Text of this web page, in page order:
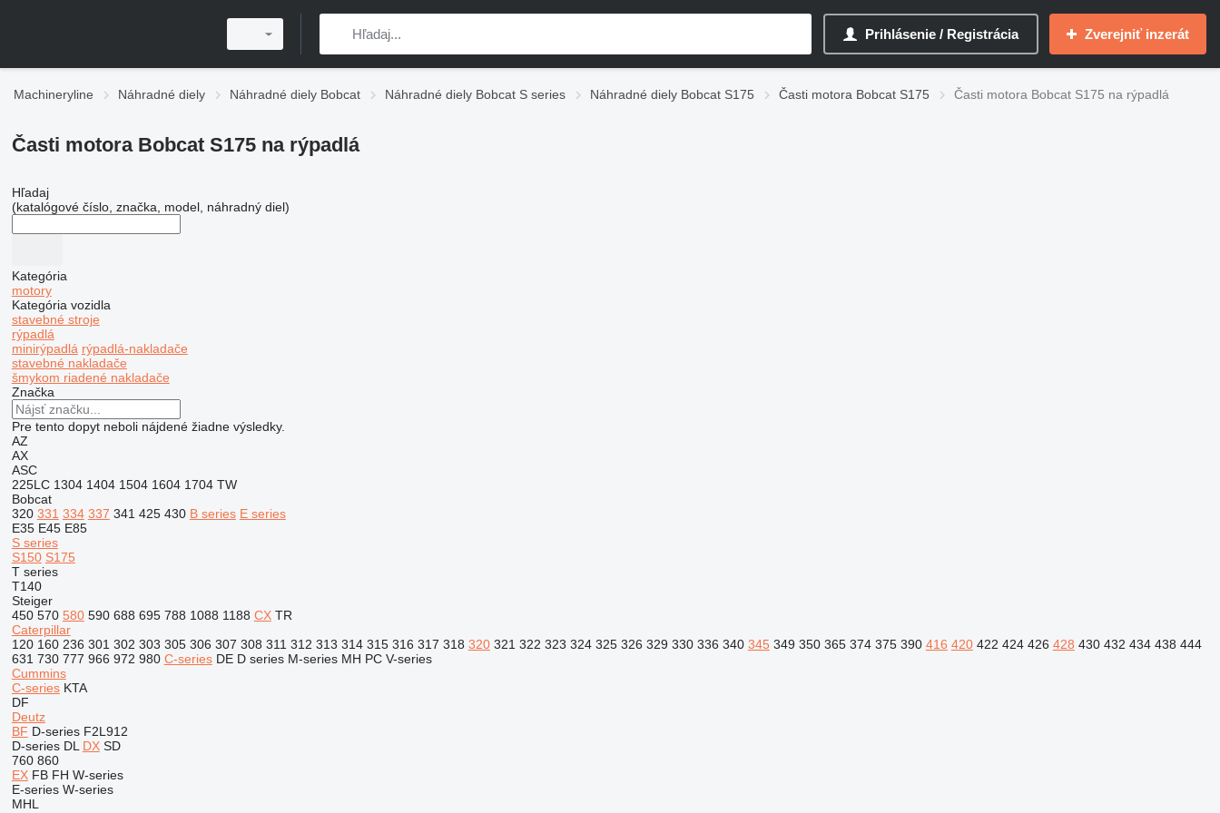
Prihlásenie / Registrácia Zverejniť inzerát
Machineryline Náhradné diely Náhradné diely Bobcat Náhradné diely Bobcat S series Náhradné diely Bobcat S175 Časti motora Bobcat S175 Časti motora Bobcat S175 na rýpadlá
Časti motora Bobcat S175 na rýpadlá
Hľadaj
(katalógové číslo, značka, model, náhradný diel)
Kategória
motory
Kategória vozidla
stavebné stroje
rýpadlá
minirýpadlá rýpadlá-nakladače
stavebné nakladače
šmykom riadené nakladače
Značka
Pre tento dopyt neboli nájdené žiadne výsledky.
AZ
AX
ASC
225LC 1304 1404 1504 1604 1704 TW
Bobcat
320 331 334 337 341 425 430 B series E series
E35 E45 E85
S series
S150 S175
T series
T140
Steiger
450 570 580 590 688 695 788 1088 1188 CX TR
Caterpillar
120 160 236 301 302 303 305 306 307 308 311 312 313 314 315 316 317 318 320 321 322 323 324 325 326 329 330 336 340 345 349 350 365 374 375 390 416 420 422 424 426 428 430 432 434 438 444
631 730 777 966 972 980 C-series DE D series M-series MH PC V-series
Cummins
C-series KTA
DF
Deutz
BF D-series F2L912
D-series DL DX SD
760 860
EX FB FH W-series
E-series W-series
MHL